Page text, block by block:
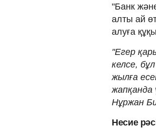
"Банк
алты ай
алуға
"Егер
келсе,
жылға
жапқанда
Нұржан
Несие